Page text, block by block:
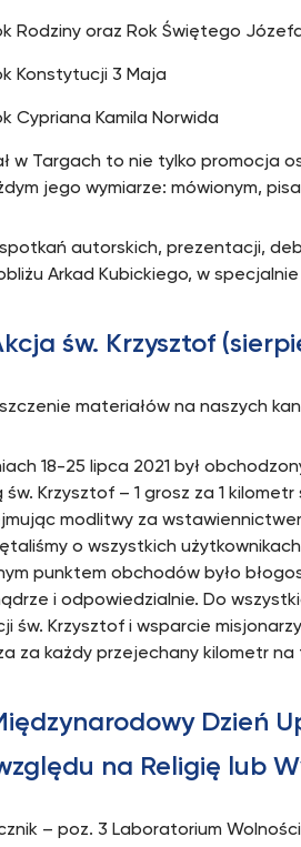
Rodziny oraz Rok Świętego
Konstytucji 3 Maja
Cypriana Kamila Norwida
w Targach to nie tylko promocja
jego wymiarze: mówionym,
autorskich, prezentacji,
Arkad Kubickiego, w
św. Krzysztof
materiałów na naszych
18-25 lipca 2021 był
św. Krzysztof – 1 grosz za 1
modlitwy za
o wszystkich
punktem obchodów było
i odpowiedzialnie. Do
św. Krzysztof i wsparcie
za każdy przejechany kilometr na
Dzień
na Religię lub
– poz. 3 Laboratorium